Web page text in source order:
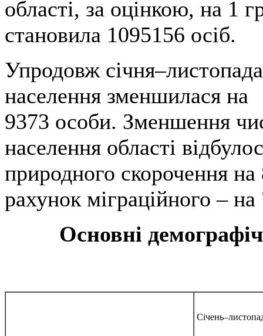
області, за оцінкою, на 1
становила 1095156 осіб.
Упродовж
населення зменшилася на
9373 особи. Зменшення
населення області
природного скорочення
рахунок міграційного –
Основні